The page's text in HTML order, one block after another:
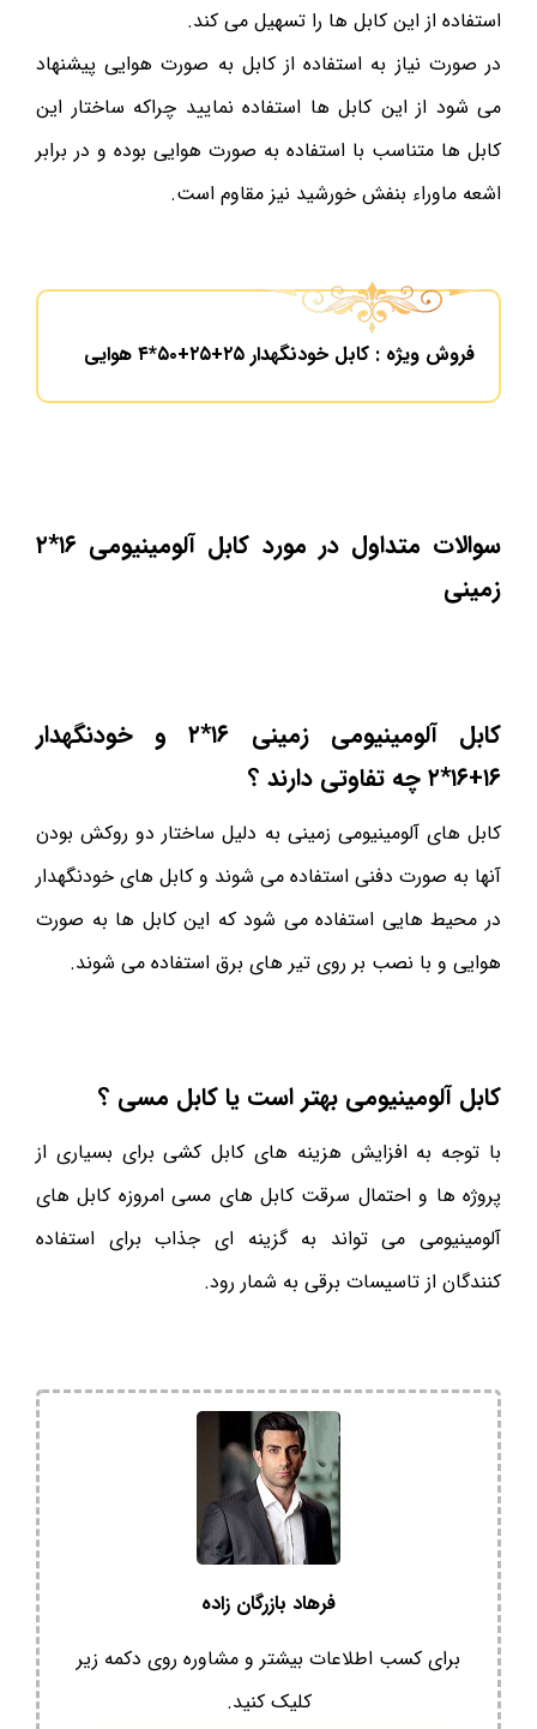
استفاده از این کابل ها را تسهیل می کند.
در صورت نیاز به استفاده از کابل به صورت هوایی پیشنهاد
می شود از این کابل ها استفاده نمایید چراکه ساختار این
کابل ها متناسب با استفاده به صورت هوایی بوده و در برابر
اشعه ماوراء بنفش خورشید نیز مقاوم است.
فروش ویژه : کابل خودنگهدار ۲۵+۲۵+۵۰*۴ هوایی
سوالات متداول در مورد کابل آلومینیومی ۱۶*۲
زمینی
کابل آلومینیومی زمینی ۱۶*۲ و خودنگهدار
۱۶+۱۶*۲ چه تفاوتی دارند ؟
کابل های آلومینیومی زمینی به دلیل ساختار دو روکش بودن
آنها به صورت دفنی استفاده می شوند و کابل های خودنگهدار
در محیط هایی استفاده می شود که این کابل ها به صورت
هوایی و با نصب بر روی تیر های برق استفاده می شوند.
کابل آلومینیومی بهتر است یا کابل مسی ؟
با توجه به افزایش هزینه های کابل کشی برای بسیاری از
پروژه ها و احتمال سرقت کابل های مسی امروزه کابل های
آلومینیومی می تواند به گزینه ای جذاب برای استفاده
کنندگان از تاسیسات برقی به شمار رود.
فرهاد بازرگان زاده
برای کسب اطلاعات بیشتر و مشاوره روی دکمه زیر
کلیک کنید.